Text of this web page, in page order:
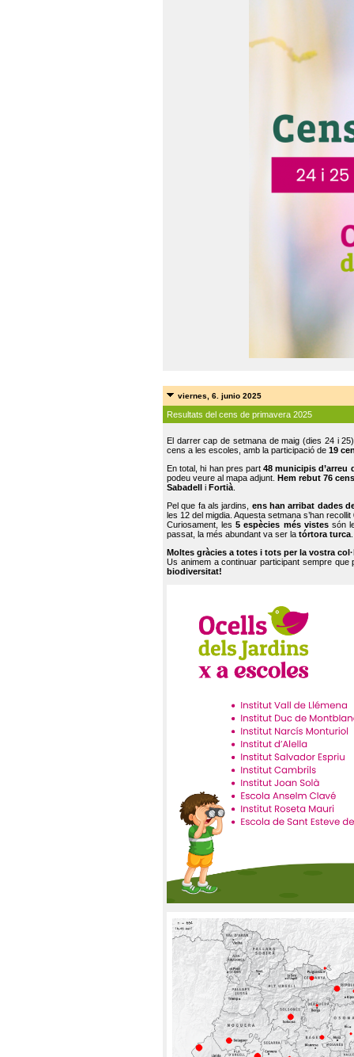
viernes, 6. junio 2025
Resultats del cens de primavera 2025
El darrer cap de setmana de maig (dies 24 i
cens a les escoles, amb la participació de 19
En total, hi han pres part48 municipis d’arreu
podeu veure al mapa adjunt. Hem rebut 76
Sabadell i Fortià
Pel que fa als jardins, ens han arribat dades
les 12 del migdia. Aquesta setmana s’han recollit
Curiosament, les5 espècies més vistessón
passat, la més abundant va ser la tórtora turca
Moltes gràcies a totes i tots per la vostra
Us animem a continuar participant sempre que
biodiversitat!